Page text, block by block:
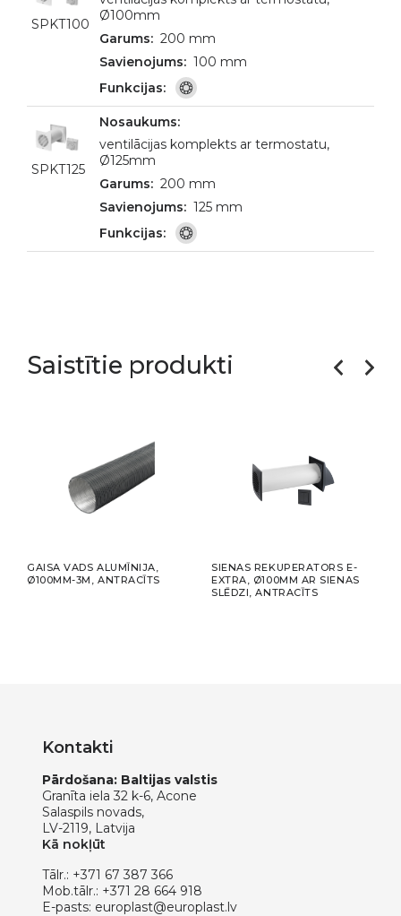
SPKT100
Ø100mm
200 mm
100 mm
SPKT125
ventilācijas komplekts ar termostatu,
Ø125mm
200 mm
125 mm
Saistītie produkti
GAISA VADS ALUMĪNIJA,
Ø100MM-3M, ANTRACĪTS
SIENAS REKUPERATORS E-
EXTRA, Ø100MM AR SIENAS
SLĒDZI, ANTRACĪTS
Kontakti
Pārdošana: Baltijas valstis
Granīta iela 32 k-6, Acone
Salaspils novads,
LV-2119, Latvija
Kā nokļūt
Tālr.: +371 67 387 366
Mob.tālr.: +371 28 664 918
E-pasts: europlast@europlast.lv